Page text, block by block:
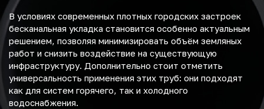
В условиях современных плотных городских застроек
бесканальная укладка становится особенно актуальным
решением, позволяя минимизировать объём земляных
работ и снизить воздействие на существующую
инфраструктуру. Дополнительно стоит отметить
универсальность применения этих труб: они подходят
как для систем горячего, так и холодного
водоснабжения.